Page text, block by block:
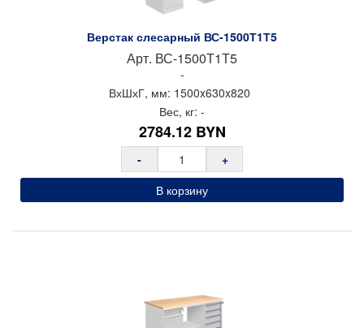
Верстак слесарный ВС-1500Т1Т5
Арт. ВС-1500Т1Т5
-
ВхШхГ, мм: 1500x630x820
Вес, кг: -
2784.12 BYN
-
+
В корзину